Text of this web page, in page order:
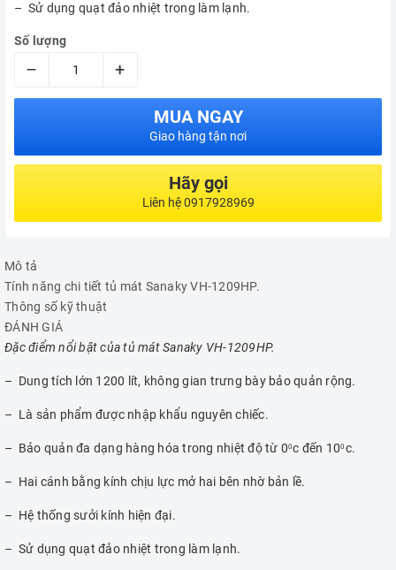
– Sử dụng quạt đảo nhiệt trong làm lạnh.
Số lượng
– +
MUA NGAY
Giao hàng tận nơi
Hãy gọi
Liên hệ 0917928969
Mô tả
Tính năng chi tiết tủ mát Sanaky VH-1209HP.
Thông số kỹ thuật
ĐÁNH GIÁ
Đặc điểm nổi bật của tủ mát Sanaky VH-1209HP.
– Dung tích lớn 1200 lít, không gian trưng bày bảo quản rộng.
– Là sản phẩm được nhập khẩu nguyên chiếc.
– Bảo quản đa dạng hàng hóa trong nhiệt độ từ 00c đến 100 c.
– Hai cánh bằng kính chịu lực mở hai bên nhờ bản lề.
– Hệ thống sưởi kính hiện đại.
– Sử dụng quạt đảo nhiệt trong làm lạnh.